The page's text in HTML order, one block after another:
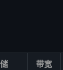
带宽